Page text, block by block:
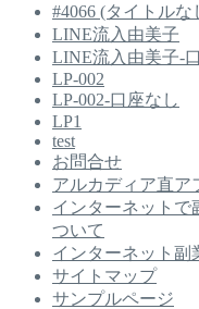
#4066 (タイトルな
LINE流入由美子
LINE流入由美子-
LP-002
LP-002-口座なし
LP1
test
お問合せ
アルカディア直ア
インターネットで
ついて
インターネット副
サイトマップ
サンプルページ